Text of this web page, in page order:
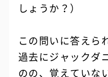
しょうか？）
この問いに答えら
過去にジャックダ
のの、覚えていな